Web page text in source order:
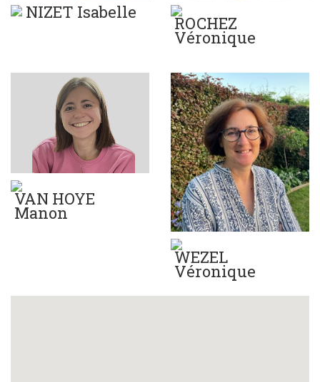
NIZET Isabelle
ROCHEZ
Véronique
VAN HOYE
Manon
WEZEL
Véronique